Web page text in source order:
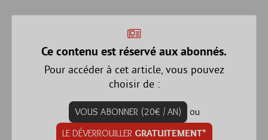
Ce contenu est réservé aux abonnés.
Pour accéder à cet article, vous pouvez
choisir de :
VOUS ABONNER (20€ / AN)
ou
LE DÉVERROUILLER GRATUITEMENT*